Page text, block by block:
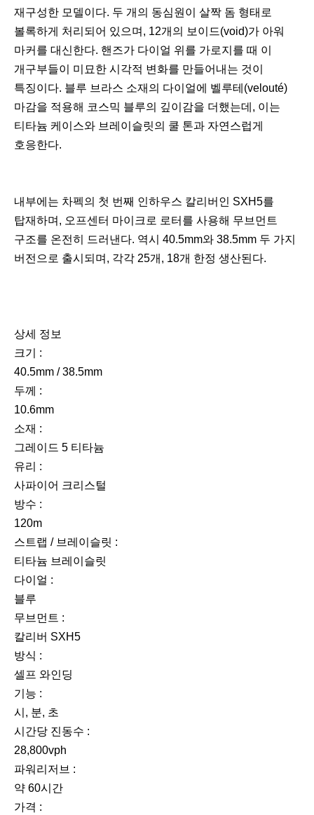
재구성한 모델이다. 두 개의 동심원이 살짝 돔 형태로
볼록하게 처리되어 있으며, 12개의 보이드(void)가 아워
마커를 대신한다. 핸즈가 다이얼 위를 가로지를 때 이
개구부들이 미묘한 시각적 변화를 만들어내는 것이
특징이다. 블루 브라스 소재의 다이얼에 벨루테(velouté)
마감을 적용해 코스믹 블루의 깊이감을 더했는데, 이는
티타늄 케이스와 브레이슬릿의 쿨 톤과 자연스럽게
호응한다.
내부에는 차펙의 첫 번째 인하우스 칼리버인 SXH5를
탑재하며, 오프센터 마이크로 로터를 사용해 무브먼트
구조를 온전히 드러낸다. 역시 40.5mm와 38.5mm 두 가지
버전으로 출시되며, 각각 25개, 18개 한정 생산된다.
상세 정보
크기 :
40.5mm / 38.5mm
두께 :
10.6mm
소재 :
그레이드 5 티타늄
유리 :
사파이어 크리스털
방수 :
120m
스트랩 / 브레이슬릿 :
티타늄 브레이슬릿
다이얼 :
블루
무브먼트 :
칼리버 SXH5
방식 :
셀프 와인딩
기능 :
시, 분, 초
시간당 진동수 :
28,800vph
파워리저브 :
약 60시간
가격 :